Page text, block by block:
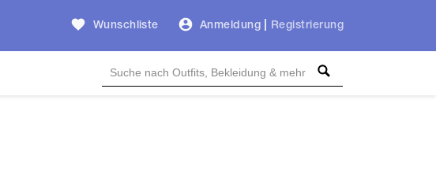
Wunschliste Anmeldung Registrierung